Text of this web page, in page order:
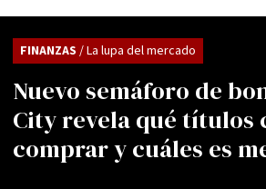
Nuevo semáforo de
City revela qué títulos
comprar y cuáles es
FINANZAS / La lupa del mercado